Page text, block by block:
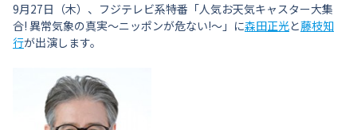
9月27日（木）、フジテレビ系特番「人気お天気キャスター大集
合! 異常気象の真実～ニッポンが危ない!～」に森田正光と藤枝知
行が出演します。